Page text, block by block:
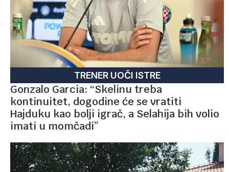
TRENER UOČI ISTRE
Gonzalo Garcia: “Skelinu treba
kontinuitet, dogodine će se vratiti
Hajduku kao bolji igrač, a Selahija bih volio
imati u momčadi”